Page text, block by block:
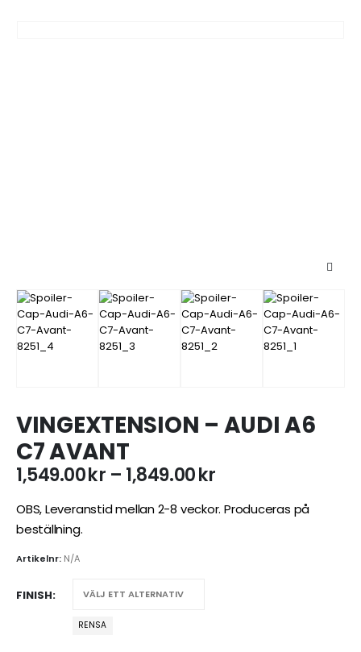
VINGEXTENSION – AUDI A6
C7 AVANT
1,549.00kr – 1,849.00krPrisintervall:
till
OBS, Leveranstid mellan 2-8 veckor. Produceras på
beställning.
Artikelnr: N/A
FINISH
RENSA